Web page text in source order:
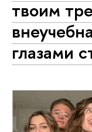
твоим
глазами